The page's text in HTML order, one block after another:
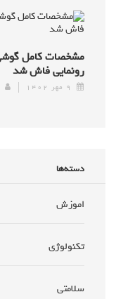
رونمایی فاش شد
۹ مهر ۱۴۰۲
دسته‌ها
اموزش
تکنولوژی
سلامتی